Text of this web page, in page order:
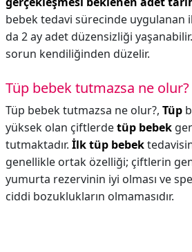
bebek tedavi sürecinde uygulanan
da 2 ay adet düzensizliği
sorun kendiliğinden düzelir.
Tüp bebek tutmazsa ne olur?
Tüp bebek tutmazsa ne olur?, Tüp
yüksek olan çiftlerdetüp bebek
tutmaktadır. İlk tüp bebek
genellikle ortak özelliği; çiftlerin
yumurta rezervinin iyi olması ve
ciddi bozuklukların olmamasıdır.